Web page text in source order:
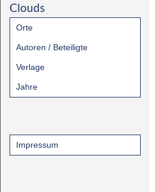
Clouds
Orte
Autoren / Beteiligte
Verlage
Jahre
Impressum